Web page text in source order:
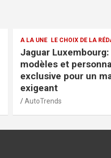
A LA UNE LE CHOIX DE LA
Garage Foetz:
et avis clients pour
éclairé
AutoTrends